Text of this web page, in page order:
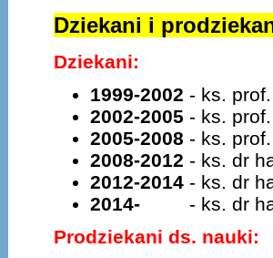
Dziekani i
Dziekani:
1999-2002 - ks.
2002-2005 - ks.
2005-2008 - ks.
2008-2012 - ks. dr
2012-2014 - ks. dr
2014-
- ks. dr
Prodziekani ds. nauki: